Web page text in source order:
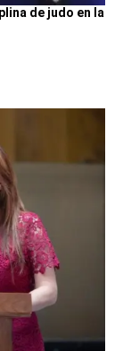
de judo en la